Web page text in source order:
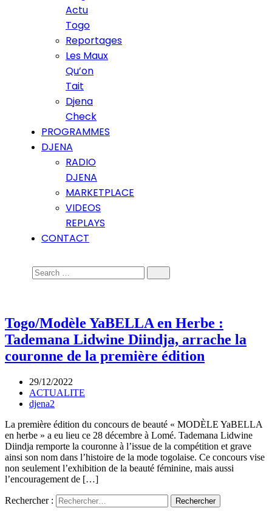
Actu
Togo
Reportages
Les Maux
Qu’on
Tait
Djena
Check
PROGRAMMES
DJENA
RADIO
DJENA
MARKETPLACE
VIDEOS
REPLAYS
CONTACT
Togo/Modèle YaBELLA en Herbe :
Tademana Lidwine Diindja, arrache la
couronne de la première édition
29/12/2022
ACTUALITE
djena2
La première édition du concours de beauté « MODÈLE YaBELLA
en herbe » a eu lieu ce 28 décembre à Lomé. Tademana Lidwine
Diindja remporte la couronne à l’issue de la compétition et grave
ainsi son nom dans l’histoire de la mode togolaise. Ce concours vise
non seulement l’exhibition de la beauté féminine, mais aussi
l’encouragement de […]
Rechercher :